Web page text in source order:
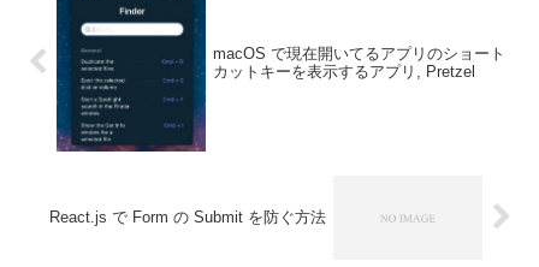
macOS で現在開いてるアプリのショート
カットキーを表示するアプリ, Pretzel
React.js で Form の Submit を防ぐ方法